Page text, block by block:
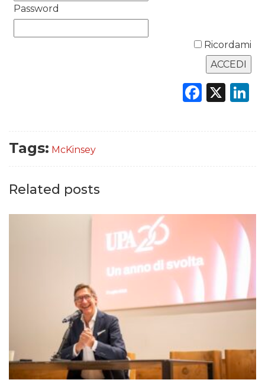
Password
Ricordami
X
Tags: McKinsey
Related posts